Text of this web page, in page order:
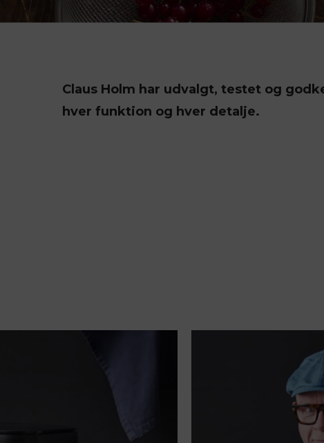
Blomsterbergs
Hoptimist
Claus Holm har udvalgt, testet og
hver funktion og hver detalje.